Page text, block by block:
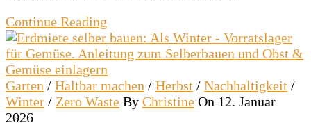
Continue Reading
Garten / Haltbar machen / Herbst / Nachhaltigkeit /
Winter / Zero Waste By Christine On 12. Januar
2026